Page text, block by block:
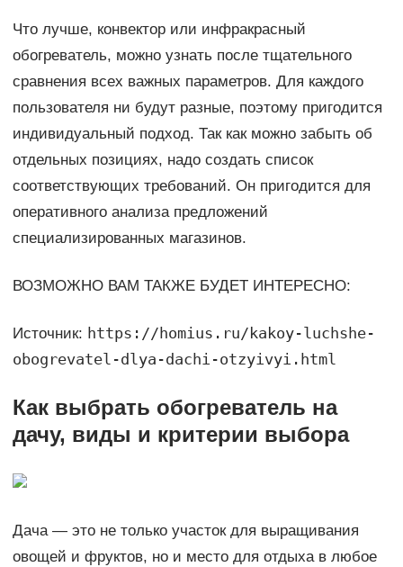
Что лучше, конвектор или инфракрасный
обогреватель, можно узнать после тщательного
сравнения всех важных параметров. Для каждого
пользователя ни будут разные, поэтому пригодится
индивидуальный подход. Так как можно забыть об
отдельных позициях, надо создать список
соответствующих требований. Он пригодится для
оперативного анализа предложений
специализированных магазинов.
ВОЗМОЖНО ВАМ ТАКЖЕ БУДЕТ ИНТЕРЕСНО:
Источник: https://homius.ru/kakoy-luchshe-
obogrevatel-dlya-dachi-otzyivyi.html
Как выбрать обогреватель на
дачу, виды и критерии выбора
Дача — это не только участок для выращивания
овощей и фруктов, но и место для отдыха в любое